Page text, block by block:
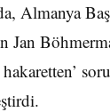
Almanya
Jan